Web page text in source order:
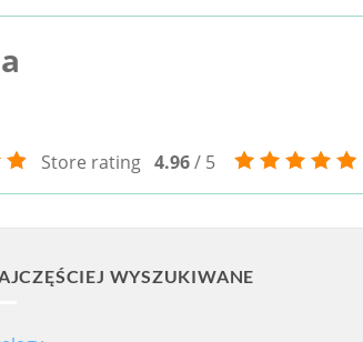
Store rating 4.96/ 5
WYSZUKIWANE